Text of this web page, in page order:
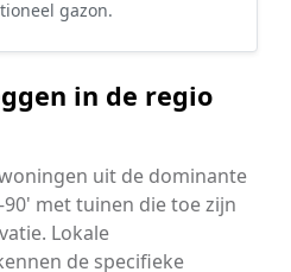
gazon.
in de regio
uit de dominante
met tuinen die toe zijn
Lokale
de specifieke